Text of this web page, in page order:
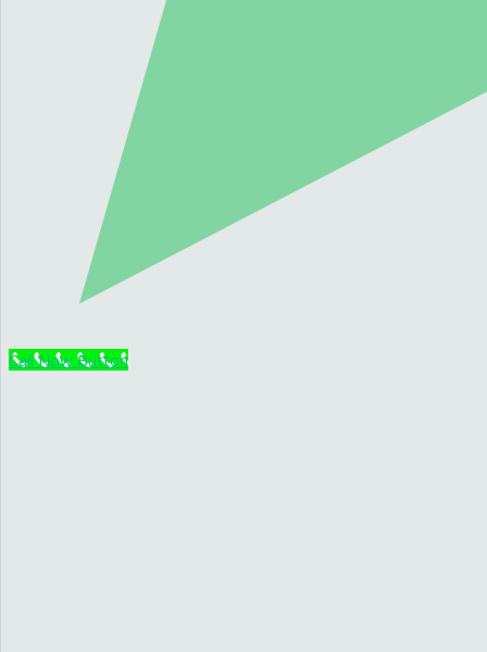
Call Now Button